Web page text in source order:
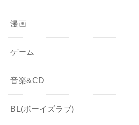
漫画
ゲーム
音楽&CD
BL(ボーイズラブ)